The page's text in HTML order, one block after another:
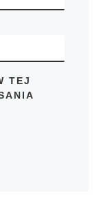
TEJ